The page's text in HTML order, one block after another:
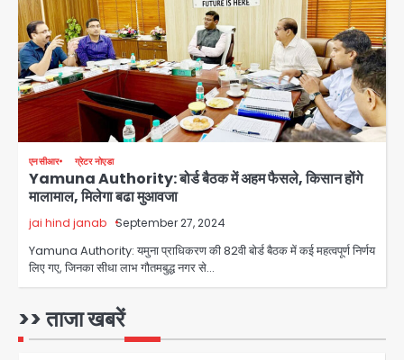
एनसीआर ग्रेटर नोएडा
Yamuna Authority: बोर्ड बैठक में अहम फैसले, किसान होंगे
मालामाल, मिलेगा बढा मुआवजा
jai hind janab September 27, 2024
Yamuna Authority: यमुना प्राधिकरण की 82वी बोर्ड बैठक में कई महत्वपूर्ण निर्णय
लिए गए, जिनका सीधा लाभ गौतमबुद्ध नगर से…
>> ताजा खबरें
3
थाईलैंड में स्कूल में गोलीबारी, छात्र ने खोली
फायर, दो की मौत, कई घायल
Avinash Kumar
4
Trump’s Dual Crisis: ईरान युद्ध से
नहीं मिल रहा एग्ज़िट रास्ता, जन्मसिद्ध नागरिकता
पर सुप्रीम कोर्ट को दी फिर चुनौती
Avinash Kumar
पुरा महादेव से बेटियों के स्वास्थ्य और सुरक्षा का
संदेश
Team JHJ
1
RBI 2027 में ला सकता है ₹10 और ₹20 के
प्लास्टिक नोट, जानिए क्या होंगे फायदे और क्या